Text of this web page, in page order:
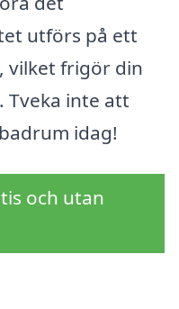
utförs på ett
vilket frigör din
Tveka inte att
idag!
och utan